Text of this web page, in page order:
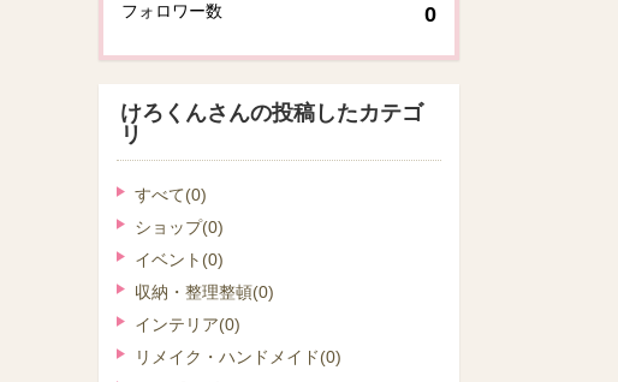
フォロワー数 0
けろくんさんの投稿したカテゴ
リ
すべて(0)
ショップ(0)
イベント (0)
収納・整理整頓(0)
インテリア(0)
リメイク・ハンドメイド(0)